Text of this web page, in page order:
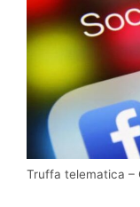
Truffa telematica –